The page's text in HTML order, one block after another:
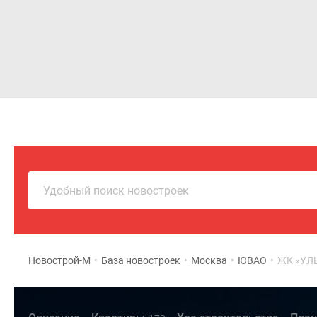
Удобный поиск новостроек
Новострой-М • База новостроек • Москва • ЮВАО • ЖК